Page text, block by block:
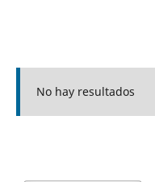
No hay resultados